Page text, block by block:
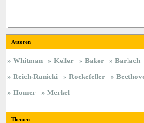
Autoren
Whitman Keller Baker Barlach
Reich-Ranicki
Rockefeller
Homer
Merkel
Themen